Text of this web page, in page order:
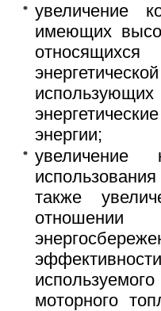
увеличение
имеющих
энергии;
увеличение
также
отношении
моторного